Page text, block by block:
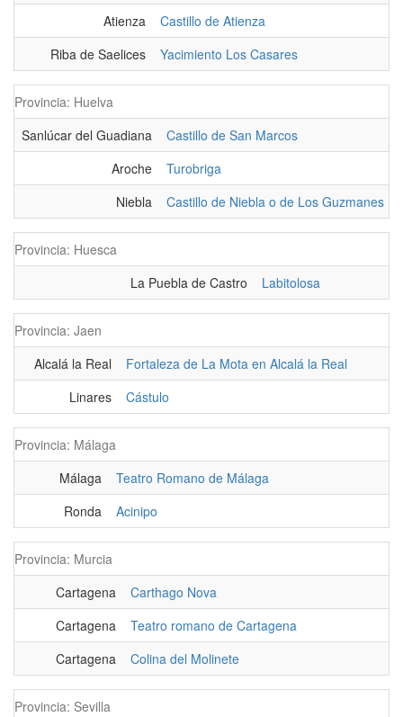
Atienza
Castillo de Atienza
Riba de Saelices
Yacimiento Los Casares
Provincia: Huelva
Sanlúcar del Guadiana
Castillo de San Marcos
Aroche
Turobriga
Niebla
Castillo de Niebla o de Los Guzmanes
Provincia: Huesca
La Puebla de Castro
Labitolosa
Provincia: Jaen
Alcalá la Real
Fortaleza de La Mota en Alcalá la Real
Linares
Cástulo
Provincia: Málaga
Málaga
Teatro Romano de Málaga
Ronda
Acinipo
Provincia: Murcia
Cartagena
Carthago Nova
Cartagena
Teatro romano de Cartagena
Cartagena
Colina del Molinete
Provincia: Sevilla